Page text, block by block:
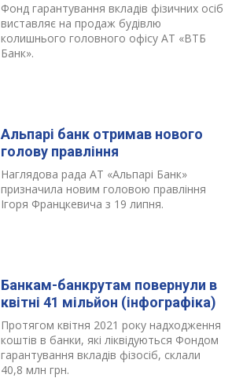
Фонд гарантування вкладів фізичних осіб
виставляє на продаж будівлю
колишнього головного офісу АТ «ВТБ
Банк».
Альпарі банк отримав нового
голову правління
Наглядова рада АТ «Альпарі Банк»
призначила новим головою правління
Ігоря Францкевича з 19 липня.
Банкам-банкрутам повернули в
квітні 41 мільйон (інфографіка)
Протягом квітня 2021 року надходження
коштів в банки, які ліквідуються Фондом
гарантування вкладів фізосіб, склали
40,8 млн грн.